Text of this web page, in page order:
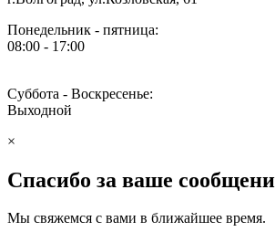
Понедельник - пятница:
08:00 - 17:00
Суббота - Воскресенье:
Выходной
×
Спасибо за ваше
Мы свяжемся с вами в ближайшее время.